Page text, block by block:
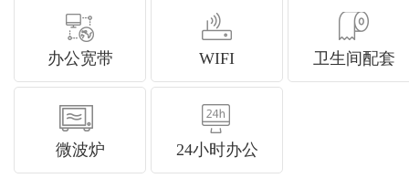
办公宽带 WIFI 卫生间配套
微波炉 24小时办公